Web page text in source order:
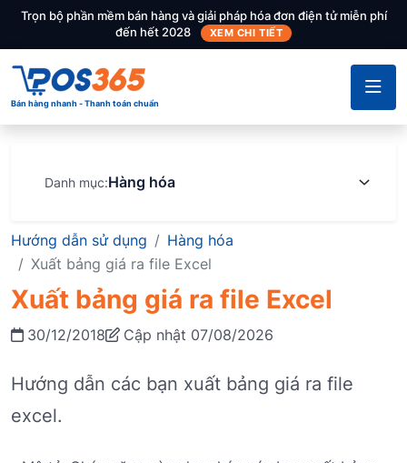
Trọn bộ phần mềm bán hàng và giải pháp hóa đơn điện tử miễn phí
đến hết 2028
XEM CHI TIẾT
Bán hàng nhanh - Thanh toán chuẩn
Danh mục:Hàng hóa
Hướng dẫn sử dụng
Hàng hóa
Xuất bảng giá ra file Excel
Xuất bảng giá ra file Excel
30/12/2018 Cập nhật 07/08/2026
Hướng dẫn các bạn xuất bảng giá ra file
excel.